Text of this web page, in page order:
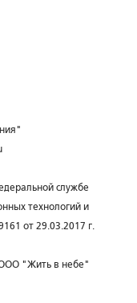
службе
технологий и
от 29.03.2017 г.
"Жить в небе"